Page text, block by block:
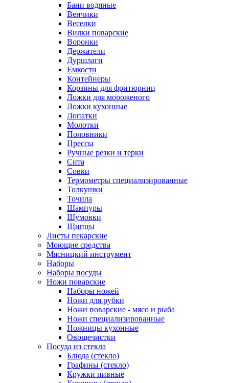
Бани водяные
Венчики
Веселки
Вилки поварские
Воронки
Держатели
Дуршлаги
Емкости
Контейнеры
Корзины для фритюрниц
Ложки для мороженого
Ложки кухонные
Лопатки
Молотки
Половники
Прессы
Ручные резки и терки
Сита
Совки
Термометры специализированные
Толкушки
Точила
Шампуры
Шумовки
Щипцы
Листы пекарские
Моющие средства
Мясницкий инструмент
Наборы
Наборы посуды
Ножи поварские
Наборы ножей
Ножи для рубки
Ножи поварские - мясо и рыба
Ножи специализированные
Ножницы кухонные
Овощечистки
Посуда из стекла
Блюда (стекло)
Графины (стекло)
Кружки пивные